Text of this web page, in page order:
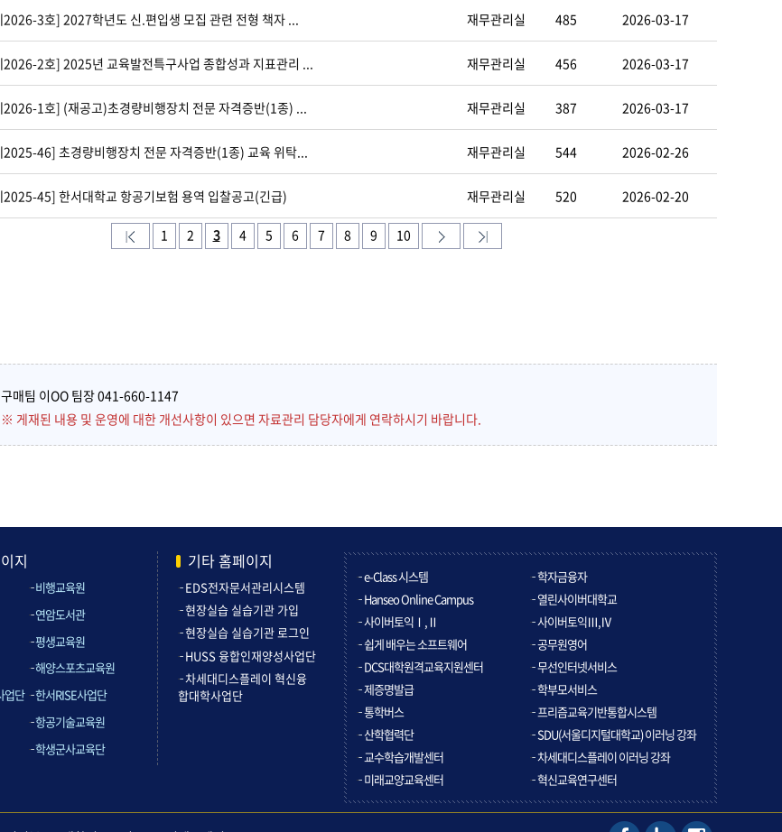
2026-3호] 2027학년도 신.편입생 모집 관련 전형 책자 ... 재무관리실 485 2026-03-17
2026-2호] 2025년 교육발전특구사업 종합성과 지표관리 ... 재무관리실 456 2026-03-17
2026-1호] (재공고)초경량비행장치 전문 자격증반(1종) ... 재무관리실 387 2026-03-17
2025-46] 초경량비행장치 전문 자격증반(1종) 교육 위탁... 재무관리실 544 2026-02-26
2025-45] 한서대학교 항공기보험 용역 입찰공고(긴급) 재무관리실 520 2026-02-20
1 2 3 4 5 6 7 8 9 10
구매팀 이OO 팀장 041-660-1147
※ 게재된 내용 및 운영에 대한 개선사항이 있으면 자료관리 담당자에게 연락하시기 바랍니다.
지
비행교육원
연암도서관
평생교육원
해양스포츠교육원
업단
한서RISE사업단
항공기술교육원
학생군사교육단
기타 홈페이지
EDS전자문서관리시스템
현장실습 실습기관 가입
현장실습 실습기관 로그인
HUSS 융합인재양성사업단
차세대디스플레이 혁신융
합대학사업단
e-Class 시스템
학자금융자
Hanseo Online Campus
열린사이버대학교
사이버토익Ⅰ,Ⅱ
사이버토익Ⅲ,Ⅳ
쉽게 배우는 소프트웨어
공무원영어
DCS대학원격교육지원센터
무선인터넷서비스
제증명발급
학부모서비스
통학버스
프리즘교육기반통합시스템
산학협력단
SDU(서울디지털대학교) 이러닝 강좌
교수학습개발센터
차세대디스플레이 이러닝 강좌
미래교양교육센터
혁신교육연구센터